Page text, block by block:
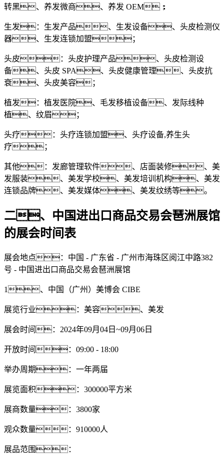
转黑、养发微商、养发 OEM；
生发：生发产品、生发设备、头皮检测仪
器、生发连锁加盟；
头皮：头皮护理产品、头皮检测设
备、头皮 SPA、头皮健康管理、头皮抗
衰、头皮美容；
植发：植发医院、毛发移植设备、发际线种
植、纹眉；
头疗：头疗连锁加盟、头疗设备,养生头
疗；
其他：发廊管理软件、店面装修、美
发服装、美发学校、美发培训机构、美发
连锁品牌、美发媒体、美发纹绣等。
二、中国进出口商品交易会琶洲展馆
的展会时间表
展会地点：中国 - 广东省 - 广州市海珠区阅江中路382
号 - 中国进出口商品交易会琶洲展馆
1、中国（广州）美博会 CIBE
展览行业：美容、美发
展会时间：2024年09月04日~09月06日
开放时间：09:00 - 18:00
举办周期：一年两届
展览面积：300000平方米
展商数量：3800家
观众数量：910000人
展品范围：